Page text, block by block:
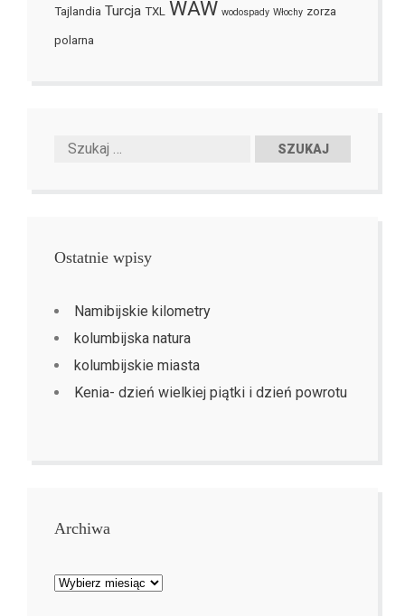
Tajlandia Turcja TXL WAW wodospady Włochy zorza
polarna
Ostatnie wpisy
Namibijskie kilometry
kolumbijska natura
kolumbijskie miasta
Kenia- dzień wielkiej piątki i dzień powrotu
Archiwa
Archiwa